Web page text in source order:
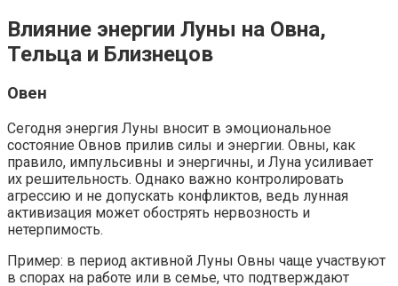
Влияние энергии Луны на Овна,
Тельца и Близнецов
Овен
Сегодня энергия Луны вносит в эмоциональное
состояние Овнов прилив силы и энергии. Овны, как
правило, импульсивны и энергичны, и Луна усиливает
их решительность. Однако важно контролировать
агрессию и не допускать конфликтов, ведь лунная
активизация может обострять нервозность и
нетерпимость.
Пример: в период активной Луны Овны чаще участвуют
в спорах на работе или в семье, что подтверждают